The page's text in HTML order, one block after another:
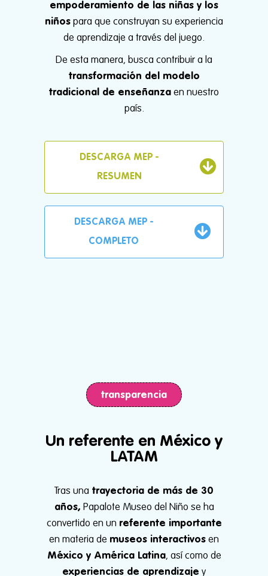
empoderamiento de las niñas y los
niños para que construyan su experiencia
de aprendizaje a través del juego.
De esta manera, busca contribuir a la
transformación del modelo
tradicional de enseñanza en nuestro
país.
DESCARGA MEP -
RESUMEN
DESCARGA MEP -
COMPLETO
transparencia
Un referente en México y
LATAM
Tras una trayectoria de más de 30
años, Papalote Museo del Niño se ha
convertido en un referente importante
en materia de museos interactivos en
México y América Latina, así como de
experiencias de aprendizaje y